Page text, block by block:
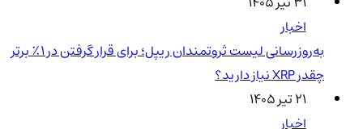
اخبار
به‌روزرسانی لیست ثروتمندان ریپل؛ برای قرار گرفتن در ۱٪ برتر
چقدر XRP نیاز دارید؟
۲۱ تیر ۱۴۰۵
اخبار